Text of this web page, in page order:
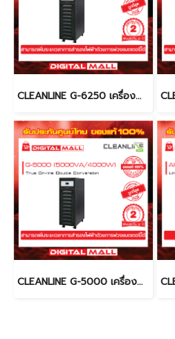
CLEANLINE G-6250 เครื่องสำรองไฟ (UPS)
CLEANLINE G-5000 เครื่องสำรองไฟ (UPS)